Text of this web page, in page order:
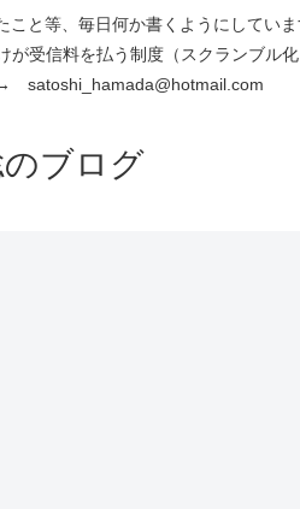
と等、毎日何か書くようにしてい
受信料を払う制度（スクランブル
→ satoshi_hamada@hotmail.com
ブログ